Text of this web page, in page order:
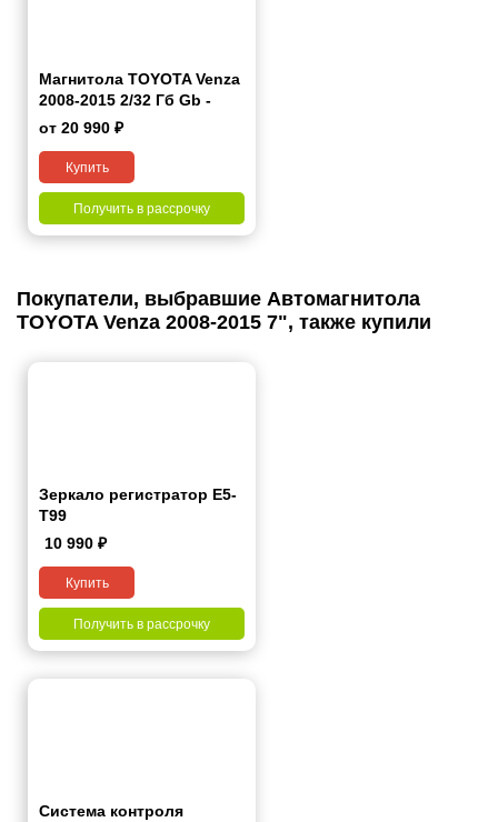
Магнитола TOYOTA Venza
2008-2015 2/32 Гб Gb -
Android 10.1
от 20 990 ₽
Купить
Получить в рассрочку
Покупатели, выбравшие Автомагнитола
TOYOTA Venza 2008-2015 7", также купили
Зеркало регистратор E5-
T99
10 990 ₽
Купить
Получить в рассрочку
Система контроля